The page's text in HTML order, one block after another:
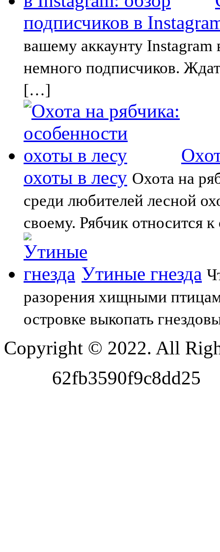
подписчиков в
вашему аккаунту
немного подписчиков.
[…]
охоты в лесу Охота на
среди любителей лесной
своему. Рябчик относится
Утиные гнезда
разорения хищными
островке выкопать
Copyright © 2022. All
62fb3590f9c8dd25